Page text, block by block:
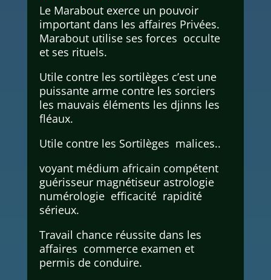
Le Marabout exerce un pouvoir
important dans les affaires Privées.
Marabout utilise ses forces occulte
et ses rituels.
Utile contre les sortilèges c’est une
puissante arme contre les sorciers
les mauvais éléments les djinns les
fléaux.
Utile contre les Sortilèges malices..
voyant médium africain compétent
guérisseur magnétiseur astrologie
numérologie efficacité rapidité
sérieux.
Travail chance réussite dans les
affaires commerce examen et
permis de conduire.